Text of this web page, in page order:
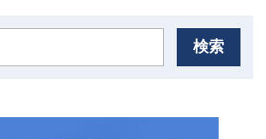
検索